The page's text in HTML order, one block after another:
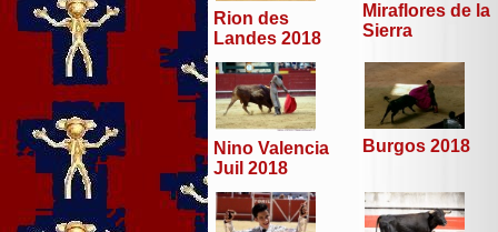
Rion des
Landes 2018
Miraflores de la
Sierra
Nino Valencia
Juil 2018
Burgos 2018